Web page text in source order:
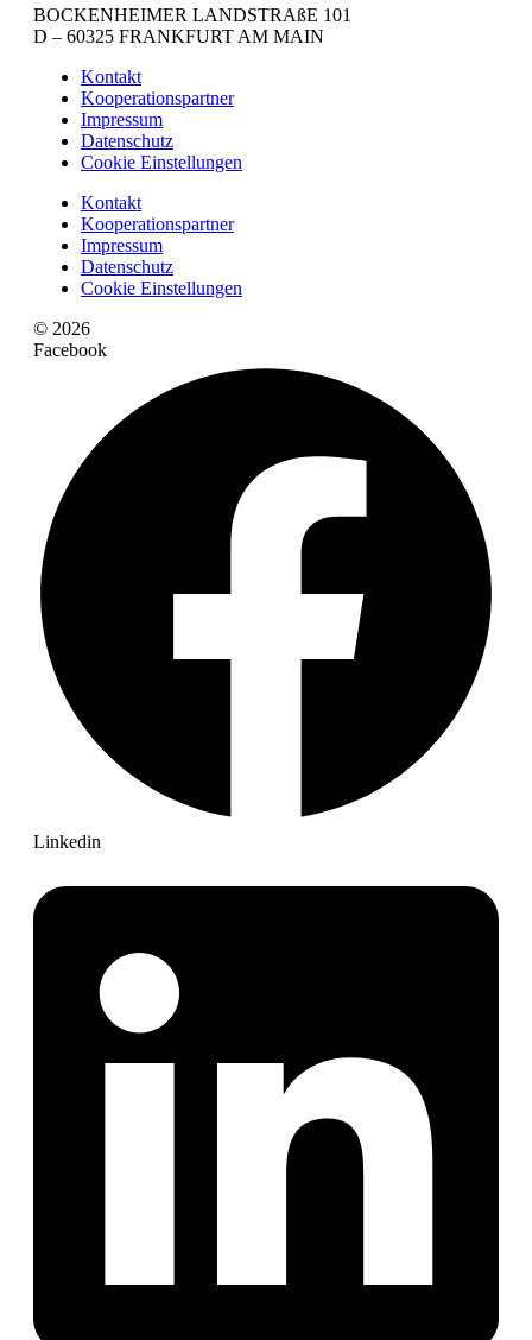
BOCKENHEIMER LANDSTRAßE 101
D – 60325 FRANKFURT AM MAIN
Kontakt
Kooperationspartner
Impressum
Datenschutz
Cookie Einstellungen
Kontakt
Kooperationspartner
Impressum
Datenschutz
Cookie Einstellungen
© 2026
Facebook
Linkedin